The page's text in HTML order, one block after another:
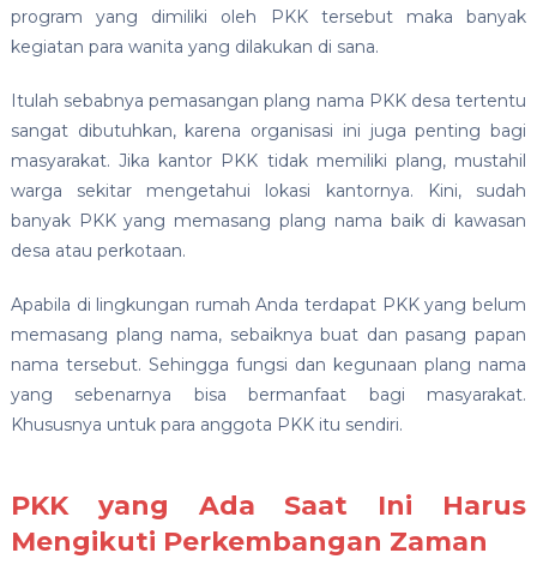
program yang dimiliki oleh PKK tersebut maka banyak
kegiatan para wanita yang dilakukan di sana.
Itulah sebabnya pemasangan plang nama PKK desa tertentu
sangat dibutuhkan, karena organisasi ini juga penting bagi
masyarakat. Jika kantor PKK tidak memiliki plang, mustahil
warga sekitar mengetahui lokasi kantornya. Kini, sudah
banyak PKK yang memasang plang nama baik di kawasan
desa atau perkotaan.
Apabila di lingkungan rumah Anda terdapat PKK yang belum
memasang plang nama, sebaiknya buat dan pasang papan
nama tersebut. Sehingga fungsi dan kegunaan plang nama
yang sebenarnya bisa bermanfaat bagi masyarakat.
Khususnya untuk para anggota PKK itu sendiri.
PKK yang Ada Saat Ini Harus
Mengikuti Perkembangan Zaman